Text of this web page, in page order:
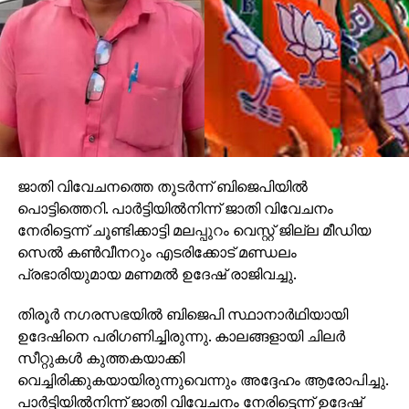
ഇന്ത്യ പോലുള്ള രാജ്യങ്ങളില്‍ ഏകീകൃത സിവില്‍
കോഡുപോലുള്ള നിരവധി ഭീഷണികള്‍ ഉണ്ട്.
ആദ്യമായി, സമുദായത്തിന്റെ ഐക്യത്തിലൂടെയും
പൊതുവായ യോജിപ്പിലൂടെയുമാണ് പ്രതിരോധ നിര
തീര്‍ക്കേണ്ടത്. വിശുദ്ധ ഖുര്‍ആന്‍ അധ്യായം 61
സ്വഫ്ഫില്‍ നാലാം വചനം- (കല്ലുകള്‍) സുദൃഢമായി
സംയോജിപ്പിച്ച ഒരു മതില്‍പോലെ
അണിചേര്‍ന്നുകൊണ്ട് തന്റെ മാര്‍ഗത്തില്‍ യുദ്ധം
ചെയ്യുന്നവരെ തീര്‍ച്ചയായും അല്ലാഹു
ഇഷ്ടപ്പെടുന്നു. ഇങ്ങനെ രൂപപ്പെടുന്ന ഐക്യം മിതത്വ
നിലപാട് അഥവാ മാധ്യമ സമീപനം സ്വീകരിച്ചു
കൊണ്ടാവണം. ഭീകരവാദം, തീവ്രവാദം
നിരപരാധിക്കെതിരെ ഹിംസ പ്രയോഗിക്കുന്നവര്‍ ആരോ
അവരാണ് ഭീകരവാദികള്‍. ഭരണകൂട ഭീകരതയാണ്
ഏറ്റവും വലിയ ഭീഷണിയായി നിലകൊള്ളുന്നത്. ദേശീയ
രാഷ്ട്രങ്ങള്‍ മറ്റു ദേശീയ ഭരണകൂടങ്ങള്‍ സ്വന്തം
ജനതയുടെമേല്‍ നടത്തുന്ന ഭീകരതയുമാണ് ഇവയില്‍
ജാതി വിവേചനത്തെ തുടര്‍ന്ന് ബിജെപിയില്‍
പൊട്ടിത്തെറി. പാര്‍ട്ടിയില്‍നിന്ന് ജാതി വിവേചനം
നേരിട്ടെന്ന് ചൂണ്ടിക്കാട്ടി മലപ്പുറം വെസ്റ്റ് ജില്ല മീഡിയ
സെല്‍ കണ്‍വീനറും എടരിക്കോട് മണ്ഡലം
പ്രഭാരിയുമായ മണമല്‍ ഉദേഷ് രാജിവച്ചു.
തിരൂര്‍ നഗരസഭയില്‍ ബിജെപി സ്ഥാനാര്‍ഥിയായി
ഉദേഷിനെ പരിഗണിച്ചിരുന്നു. കാലങ്ങളായി ചിലര്‍
സീറ്റുകള്‍ കുത്തകയാക്കി
വെച്ചിരിക്കുകയായിരുന്നുവെന്നും അദ്ദേഹം ആരോപിച്ചു.
പാര്‍ട്ടിയില്‍നിന്ന് ജാതി വിവേചനം നേരിട്ടെന്ന് ഉദേഷ്